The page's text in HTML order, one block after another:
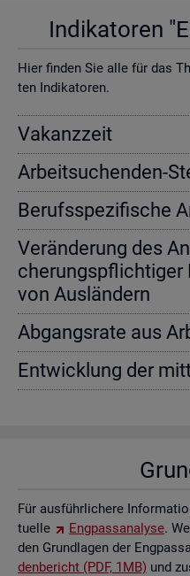
In­di­ka­to­ren
Hier fin­den Sie alle für das
ten In­di­ka­to­ren.
Va­kanz­zeit
Ar­beit­su­chen­den-
Be­rufs­spe­zi­fi­sche
Ver­än­de­rung des
che­rungs­pflich­ti­ger
von Aus­län­dern
Ab­gangs­ra­te aus
Ent­wick­lung der
Für aus­führ­li­che­re
tu­el­le
Eng­pass­ana­ly­se.
den Grund­la­gen der
den­be­richt (PDF, 1MB) und